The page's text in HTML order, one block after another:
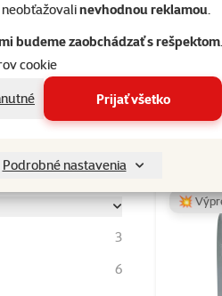
nevhodnou reklamou.
budeme zaobchádzať s rešpektom.
cookie
Prijať všetko
Podrobné nastavenia
1
1
7
3
6
Skladom
💥